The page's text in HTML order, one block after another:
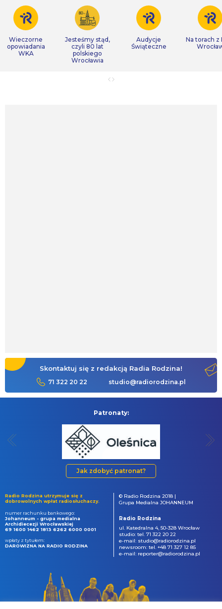
Wieczorne
opowiadania
WKA
Jesteśmy stąd,
czyli 80 lat
polskiego
Wrocławia
Audycje
Świąteczne
Na torach z
Skontaktuj się z redakcją Radia Rodzina!
71 322 20 22 studio@radiorodzina.pl
Patronaty:
Jak zdobyć patronat?
Radio Rodzina utrzymuje się z
dobrowolnych wpłat radiosłuchaczy.
numer rachunku bankowego:
Johanneum - grupa medialna
Archidiecezji Wrocławskiej
69 1600 1462 1813 6262 6000 0001
wpłaty z tytułem:
DAROWIZNA NA RADIO RODZINA
© Radio Rodzina 2018 |
Grupa Medialna JOHANNEUM
Radio Rodzina
ul. Katedralna 4, 50-328 Wrocław
studio: tel. 71 322 20 22
e-mail: studio@radiorodzina.pl
newsroom: tel. +48 71 327 12 85
e-mail: reporter@radiorodzina.pl